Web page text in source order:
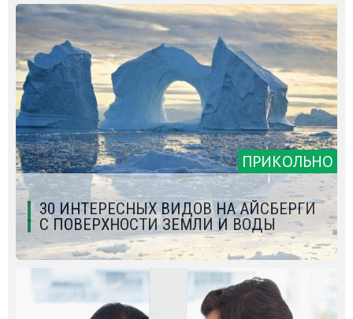
ПРИКОЛЬНО
30 ИНТЕРЕСНЫХ ВИДОВ НА АЙСБЕРГИ
С ПОВЕРХНОСТИ ЗЕМЛИ И ВОДЫ